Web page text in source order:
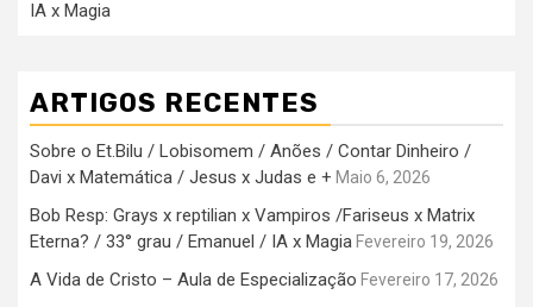
IA x Magia
ARTIGOS RECENTES
Sobre o Et.Bilu / Lobisomem / Anões / Contar Dinheiro /
Davi x Matemática / Jesus x Judas e + Maio 6, 2026
Bob Resp: Grays x reptilian x Vampiros /Fariseus x Matrix
Eterna? / 33° grau / Emanuel / IA x Magia Fevereiro 19, 2026
A Vida de Cristo – Aula de Especialização Fevereiro 17, 2026